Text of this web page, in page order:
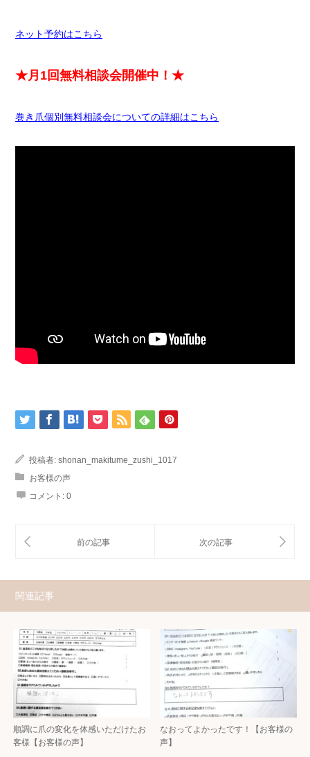
ネット予約はこちら
★月1回無料相談会開催中！★
巻き爪個別無料相談会についての詳細はこちら
投稿者: shonan_makitume_zushi_1017
お客様の声
コメント: 0
関連記事
順調に爪の変化を体感いただけたお
客様【お客様の声】
なおってよかったです！【お客様の
声】